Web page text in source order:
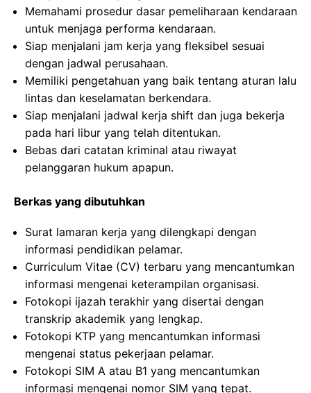
Memahami prosedur dasar pemeliharaan kendaraan
untuk menjaga performa kendaraan.
Siap menjalani jam kerja yang fleksibel sesuai
dengan jadwal perusahaan.
Memiliki pengetahuan yang baik tentang aturan lalu
lintas dan keselamatan berkendara.
Siap menjalani jadwal kerja shift dan juga bekerja
pada hari libur yang telah ditentukan.
Bebas dari catatan kriminal atau riwayat
pelanggaran hukum apapun.
Berkas yang dibutuhkan
Surat lamaran kerja yang dilengkapi dengan
informasi pendidikan pelamar.
Curriculum Vitae (CV) terbaru yang mencantumkan
informasi mengenai keterampilan organisasi.
Fotokopi ijazah terakhir yang disertai dengan
transkrip akademik yang lengkap.
Fotokopi KTP yang mencantumkan informasi
mengenai status pekerjaan pelamar.
Fotokopi SIM A atau B1 yang mencantumkan
informasi mengenai nomor SIM yang tepat.